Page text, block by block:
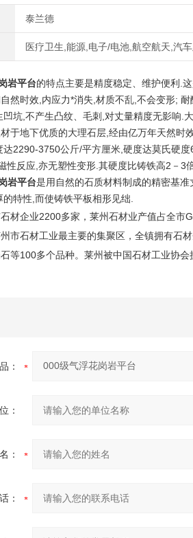
泰兰德
医疗卫生,能源,电子/电池,航空航天,汽
岩平台的特点主要是精度稳定、维护便利.
然时效,内应力*消失,材质不乱,不会变形;
坑,不产生凸纹、毛刺,对丈量精度无影响.
于地下优质的大理石层,经由亿万年天然
达2290-3750公斤/平方厘米,硬度达莫氏硬
性反应,亦无塑性变形.其硬度比铸铁高2－
岩平台是用自然的石质材料制成的精密基
特性,而使铸铁平板相形见绌.
材企业2200多家，莱州石材业产值占全
市石材工业最主要的集聚区，全镇拥有石
等100多个品种。莱州被中国石材工业协会
：
：
：
：